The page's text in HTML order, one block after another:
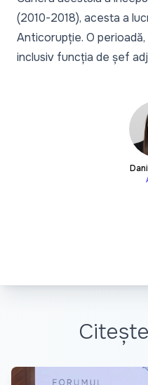
(2010-2018), acesta a
Anticorupție. O
inclusiv funcția de șef